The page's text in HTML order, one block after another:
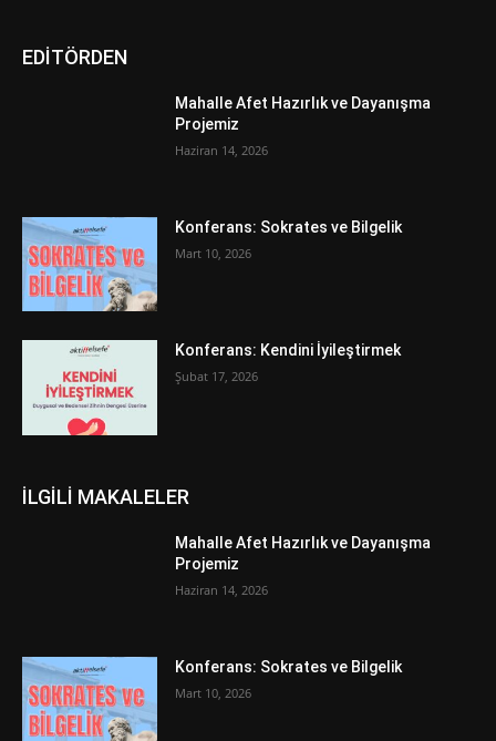
EDİTÖRDEN
Mahalle Afet Hazırlık ve Dayanışma
Projemiz
Haziran 14, 2026
Konferans: Sokrates ve Bilgelik
Mart 10, 2026
Konferans: Kendini İyileştirmek
Şubat 17, 2026
İLGİLİ MAKALELER
Mahalle Afet Hazırlık ve Dayanışma
Projemiz
Haziran 14, 2026
Konferans: Sokrates ve Bilgelik
Mart 10, 2026